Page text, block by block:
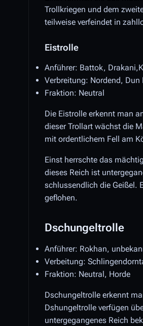
Trollkriegen und dem
teilweise verfeindet in
Eistrolle
Anführer: Battok,
Verbreitung: Nordend,
Fraktion: Neutral
Die Eistrolle erkennt man
dieser Trollart wächst die
mit ordentlichem Fell am
Einst herrschte das
dieses Reich ist
schlussendlich die Geißel.
geflohen.
Dschungeltrolle
Anführer: Rokhan,
Verbeitung:
Fraktion: Neutral, Horde
Dschungeltrolle erkennt
Dshungeltrolle verfügen
untergegangenes Reich